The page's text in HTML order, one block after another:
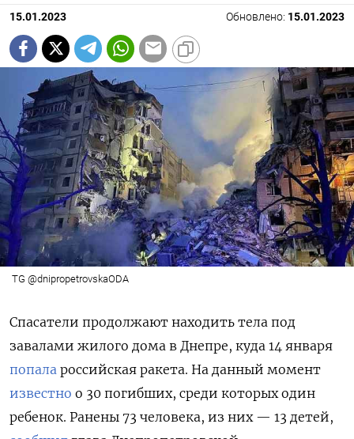
15.01.2023 Обновлено: 15.01.2023
TG @dnipropetrovskaODA
Спасатели продолжают находить тела под
завалами жилого дома в Днепре, куда 14 января
попала российская ракета. На данный момент
известно о 30 погибших, среди которых один
ребенок. Ранены 73 человека, из них — 13 детей,